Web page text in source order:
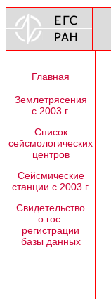
Главная
Землетрясения
с 2003 г.
Список
сейсмологических
центров
Сейсмические
станции с 2003 г.
Свидетельство
о гос.
регистрации
базы данных